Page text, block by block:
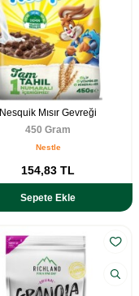
Nesquik Mısır Gevreği
450 Gram
Nestle
154,83 TL
Sepete Ekle